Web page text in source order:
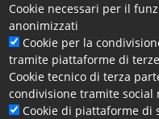
Criteri e modalità
Atti di concessione
Albo dei Beneficiari
X
Cookie necessari per il
anonimizzati
Cookie per la
tramite piattaforme di
Cookie tecnico di terza
condivisione tramite social
Cookie di piattaforme di